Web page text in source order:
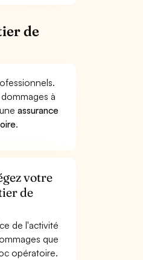
de
à
assurance
.
votre
de
de l'activité
que
opératoire.